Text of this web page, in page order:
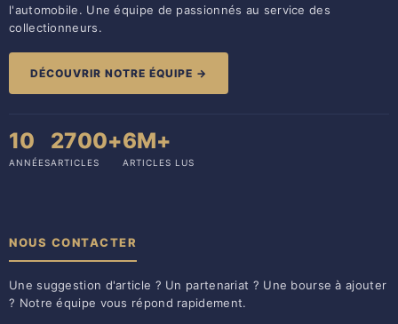
l'automobile. Une équipe de passionnés au service des
collectionneurs.
DÉCOUVRIR NOTRE ÉQUIPE →
10
ANNÉES
2700+
ARTICLES
6M+
ARTICLES LUS
NOUS CONTACTER
Une suggestion d'article ? Un partenariat ? Une bourse à ajouter
? Notre équipe vous répond rapidement.